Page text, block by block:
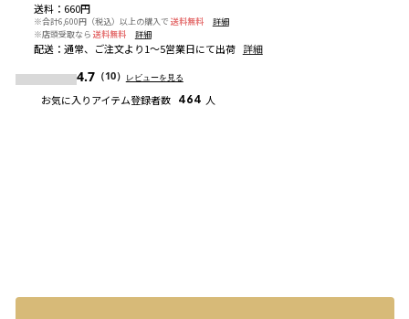
送料： 660円
※合計6,600円（税込）以上の購入で 送料無料
詳細
※店頭受取なら 送料無料 詳細
配送： 通常、ご注文より1～5営業日にて出荷 詳細
4.7（10） レビューを見る
お気に入りアイテム登録者数 464 人